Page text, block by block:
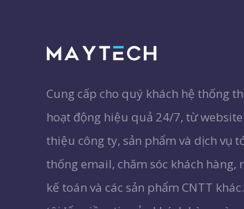
Cung cấp cho quý khách hệ thống
hoạt động hiệu quả 24/7, từ
thiệu công ty, sản phẩm và dịch vụ
thống email, chăm sóc khách hàng,
kế toán và các sản phẩm CNTT